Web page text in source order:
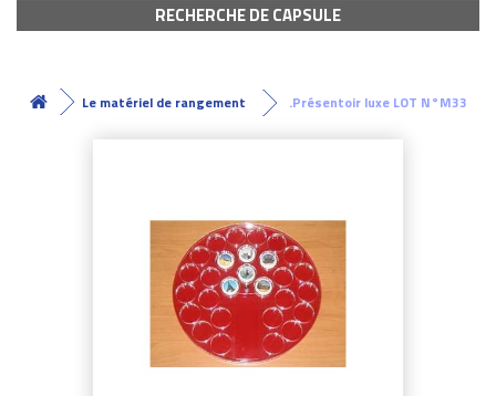
RECHERCHE DE CAPSULE
Le matériel de rangement .Présentoir luxe LOT N°M33